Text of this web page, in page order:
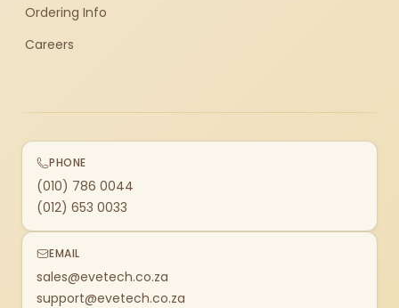
Ordering Info
Careers
PHONE
(010) 786 0044
(012) 653 0033
EMAIL
sales@evetech.co.za
support@evetech.co.za